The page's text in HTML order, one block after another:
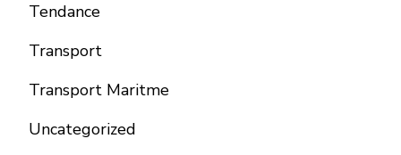
Tendance
Transport
Transport Maritme
Uncategorized